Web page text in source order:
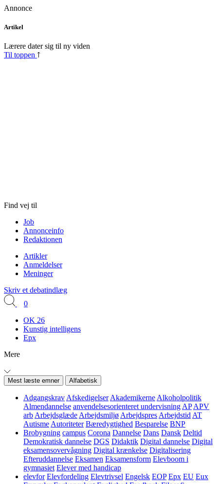
Annonce
Skip
content
Artikel
Lærere dater sig til ny viden
Til toppen
Find vej til
Job
Annonceinfo
Redaktionen
Artikler
Anmeldelser
Meninger
Skriv et debatindlæg
0
OK 26
Kunstig intelligens
Epx
Mere
Mest læste emner Alfabetisk
Adgangskrav Afskedigelser Akademikerne Alkoholpolitik
Almendannelse anvendelsesorienteret undervisning AP APV
arb Arbejdsglæde Arbejdsmiljø Arbejdspres Arbejdstid AT
Autisme Autoriteter Bæredygtighed Besparelse BNP
Brobygning campus Corona Dannelse Dans Dansk Deltid
Demokratisk dannelse DGS Didaktik Digital dannelse Digital
eksamensovervågning Digital krænkelse Digitalisering
Efteruddannelse Eksamen Eksamensform Elevboom i
gymnasiet Elever med handicap
elevfor Elevfordeling Elevtrivsel Engelsk EOP Epx EU Eux